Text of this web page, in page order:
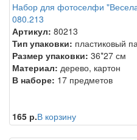
Набор для фотоселфи
080.213
Артикул: 80213
Тип упаковки: пластиковый
Размер упаковки: 36*27 см
Материал: дерево, картон
В наборе: 17 предметов
165 р.В корзину